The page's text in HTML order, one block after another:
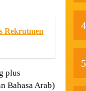
Rekrutmen
plus
Bahasa Arab)
4
5